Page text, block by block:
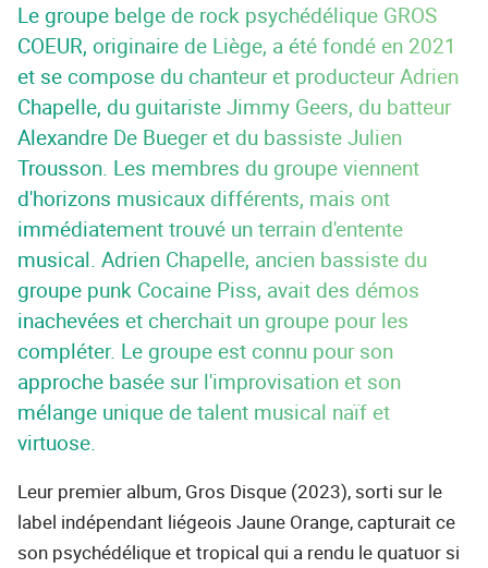
Le groupe belge de rock psychédélique GROS
COEUR, originaire de Liège, a été fondé en 2021
et se compose du chanteur et producteur Adrien
Chapelle, du guitariste Jimmy Geers, du batteur
Alexandre De Bueger et du bassiste Julien
Trousson. Les membres du groupe viennent
d'horizons musicaux différents, mais ont
immédiatement trouvé un terrain d'entente
musical. Adrien Chapelle, ancien bassiste du
groupe punk Cocaine Piss, avait des démos
inachevées et cherchait un groupe pour les
compléter. Le groupe est connu pour son
approche basée sur l'improvisation et son
mélange unique de talent musical naïf et
virtuose.
Leur premier album, Gros Disque (2023), sorti sur le
label indépendant liégeois Jaune Orange, capturait ce
son psychédélique et tropical qui a rendu le quatuor si